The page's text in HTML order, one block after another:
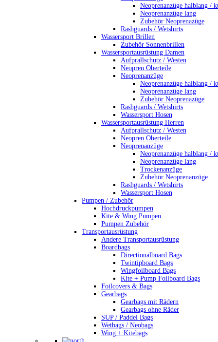
Neoprenanzüge halblang /
Neoprenanzüge lang
Zubehör Neoprenazüge
Rashguards / Wetshirts
Wassersport Brillen
Zubehör Sonnenbrillen
Wassersportausrüstung Damen
Aufprallschutz / Westen
Neopren Oberteile
Neoprenanzüge
Neoprenanzüge halblang /
Neoprenanzüge lang
Zubehör Neoprenazüge
Rashguards / Wetshirts
Wassersport Hosen
Wassersportausrüstung Herren
Aufprallschutz / Westen
Neopren Oberteile
Neoprenanzüge
Neoprenanzüge halblang /
Neoprenanzüge lang
Trockenanzüge
Zubehör Neoprenanzüge
Rashguards / Wetshirts
Wassersport Hosen
Pumpen / Zubehör
Hochdruckpumpen
Kite & Wing Pumpen
Pumpen Zubehör
Transportausrüstung
Andere Transportausrüstung
Boardbags
Directionalboard Bags
Twintipboard Bags
Wingfoilboard Bags
Kite + Pump Foilboard Bags
Foilcovers & Bags
Gearbags
Gearbags mit Rädern
Gearbags ohne Räder
SUP / Paddel Bags
Wetbags / Neobags
Wing + Kitebags